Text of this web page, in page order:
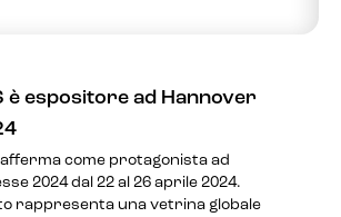
è espositore ad Hannover
afferma come protagonista ad
2024 dal 22 al 26 aprile 2024.
rappresenta una vetrina globale